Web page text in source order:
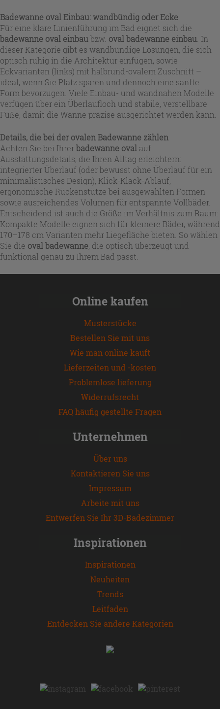
Badewanne oval Einbau: wandbündig oder Ecke
Für eine klare Linienführung im Bad eignet sich die
badewanne oval einbau bzw. oval badewanne einbau . In
dieser Kategorie gibt es wandbündige Lösungen, die sich
optisch ruhig in die Architektur einfügen, sowie
Eckvarianten (links) mit halbrund-ovalem Zuschnitt –
ideal, wenn Sie Platz sparen und dennoch eine sanfte
Form bevorzugen. Viele Einbau- und wandnahen Modelle
verfügen über ein Überlaufloch und stabile, verstellbare
Füße, damit die Wanne präzise ausgerichtet werden kann.
Details, die bei der ovalen Badewanne zählen
Achten Sie bei Ihrerbadewanne oval auf
Ausstattungsdetails, die Ihren Alltag erleichtern:
integrierter Überlauf (oder bewusst ohne Überlauf für ein
minimalistisches Design), Klick-Klack-Ablauf,
ergonomische Rückenstütze bei ausgewählten Formen
sowie ausreichendes Volumen für entspannte Vollbäder.
Entscheidend ist auch die Größe im Verhältnis zum Raum:
Kompakte Modelle eignen sich für kleinere Bäder, während
170–178 cm Varianten mehr Liegefläche bieten. So wählen
Sie die oval badewanne, die optisch überzeugt und
funktional genau zu Ihrem Bad passt.
Online kaufen
Musterstücke
Bestellen Sie mit uns
Wie man online kauft
Lieferzeiten und -kosten
Problemlose lieferung
Widerrufsrecht
FAQ häufig gestellte Fragen
Unternehmen
Über uns
Kontaktieren Sie uns
Impressum
Arbeite mit uns
Entwerfen Sie Ihr 3D-Badezimmer
Inspirationen
Inspirationen
Neuheiten
Trends
Leitfaden
Entdecken Sie andere Kategorien